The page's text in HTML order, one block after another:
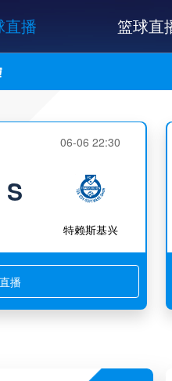
直播 篮球直
06-06 22:30
特赖斯基兴
播